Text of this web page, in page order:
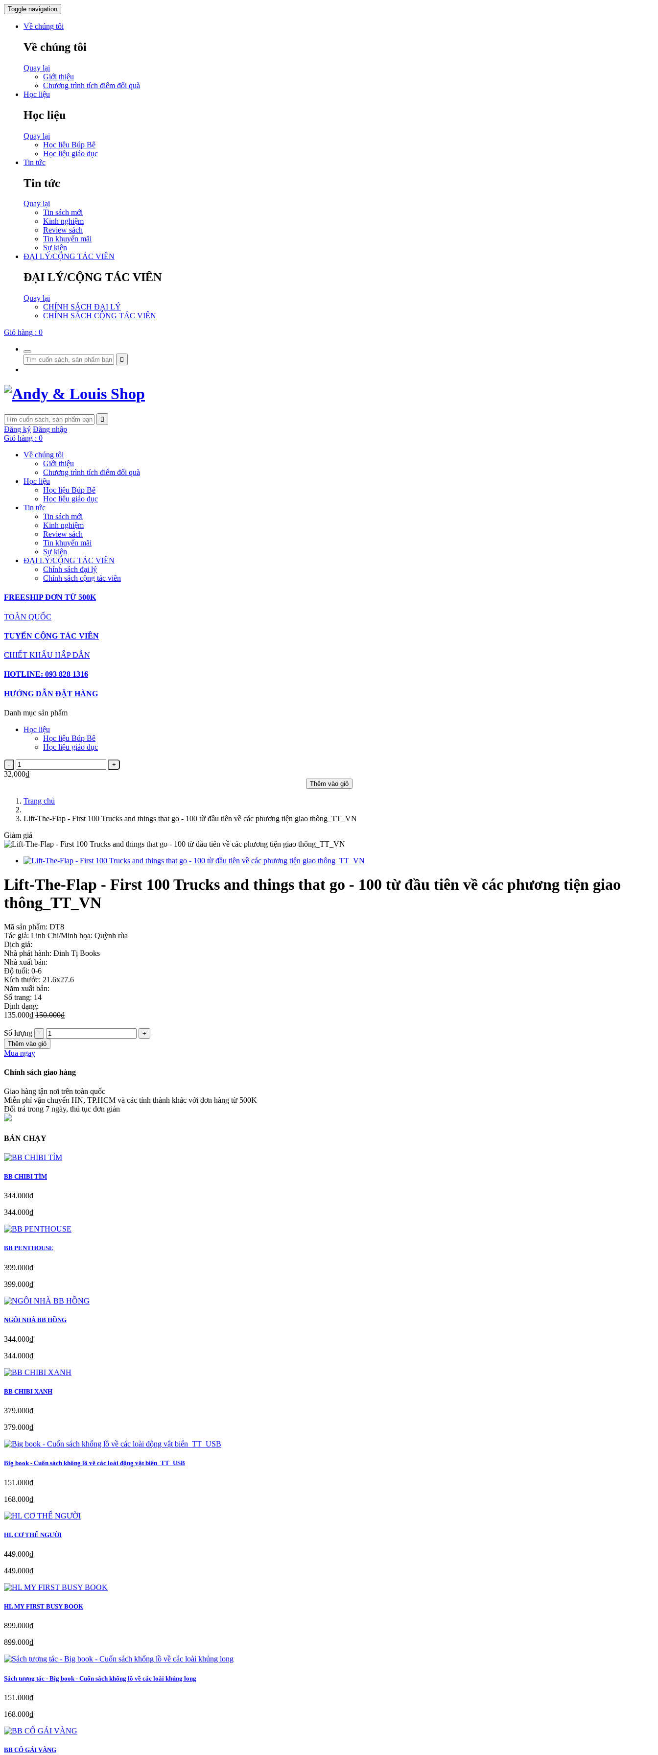
Toggle navigation
Về chúng tôi
Về chúng tôi
Quay lại
Giới thiệu
Chương trình tích điểm đổi quà
Học liệu
Học liệu
Quay lại
Học liệu Búp Bê
Học liệu giáo dục
Tin tức
Tin tức
Quay lại
Tin sách mới
Kinh nghiệm
Review sách
Tin khuyến mãi
Sự kiện
ĐẠI LÝ/CỘNG TÁC VIÊN
ĐẠI LÝ/CỘNG TÁC VIÊN
Quay lại
CHÍNH SÁCH ĐẠI LÝ
CHÍNH SÁCH CỘNG TÁC VIÊN
Giỏ hàng : 0
Đăng ký Đăng nhập
Giỏ hàng : 0
Về chúng tôi
Giới thiệu
Chương trình tích điểm đổi quà
Học liệu
Học liệu Búp Bê
Học liệu giáo dục
Tin tức
Tin sách mới
Kinh nghiệm
Review sách
Tin khuyến mãi
Sự kiện
ĐẠI LÝ/CỘNG TÁC VIÊN
Chính sách đại lý
Chính sách cộng tác viên
FREESHIP ĐƠN TỪ 500K
TOÀN QUỐC
TUYỂN CỘNG TÁC VIÊN
CHIẾT KHẤU HẤP DẪN
HOTLINE: 093 828 1316
HƯỚNG DẪN ĐẶT HÀNG
Danh mục sản phẩm
Học liệu
Học liệu Búp Bê
Học liệu giáo dục
32,000₫
Thêm vào giỏ
Trang chủ
Lift-The-Flap - First 100 Trucks and things that go - 100 từ đầu tiên về các phương tiện giao thông_TT_VN
Giảm giá
Lift-The-Flap - First 100 Trucks and things that go - 100 từ đầu tiên về các phương tiện giao
thông_TT_VN
Mã sản phẩm: DT8
Tác giả: Linh Chi/Minh họa: Quỳnh rùa
Dịch giả:
Nhà phát hành: Đinh Tị Books
Nhà xuất bản:
Độ tuổi: 0-6
Kích thước: 21.6x27.6
Năm xuất bản:
Số trang: 14
Định dạng:
135.000₫ 150.000₫
Số lượng
Thêm vào giỏ
Mua ngay
Chính sách giao hàng
Giao hàng tận nơi trên toàn quốc
Miễn phí vận chuyển HN, TP.HCM và các tỉnh thành khác với đơn hàng từ 500K
Đổi trả trong 7 ngày, thủ tục đơn giản
BÁN CHẠY
BB CHIBI TÍM
344.000₫
344.000₫
BB PENTHOUSE
399.000₫
399.000₫
NGÔI NHÀ BB HỒNG
344.000₫
344.000₫
BB CHIBI XANH
379.000₫
379.000₫
Big book - Cuốn sách khổng lồ về các loài động vật biển_TT_USB
151.000₫
168.000₫
HL CƠ THỂ NGƯỜI
449.000₫
449.000₫
HL MY FIRST BUSY BOOK
899.000₫
899.000₫
Sách tương tác - Big book - Cuốn sách khổng lồ về các loài khủng long
151.000₫
168.000₫
BB CÔ GÁI VÀNG